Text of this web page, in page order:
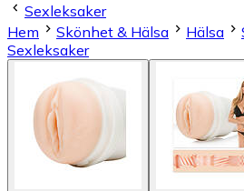
Sexleksaker
Hem
Skönhet & Hälsa Hälsa
Sexleksaker